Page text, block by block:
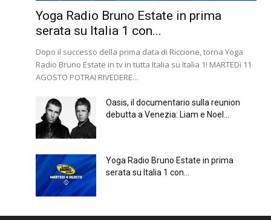
Yoga Radio Bruno Estate in prima
serata su Italia 1 con...
Dopo il successo della prima data di Riccione, torna Yoga
Radio Bruno Estate in tv in tutta Italia su Italia 1! MARTEDì 11
AGOSTO POTRAI RIVEDERE...
Oasis, il documentario sulla reunion
debutta a Venezia: Liam e Noel...
Yoga Radio Bruno Estate in prima
serata su Italia 1 con...